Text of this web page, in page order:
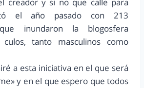
creador y si no que calle para
el año pasado con 213
inundaron la blogosfera
tanto masculinos como
a esta iniciativa en el que será
y en el que espero que todos